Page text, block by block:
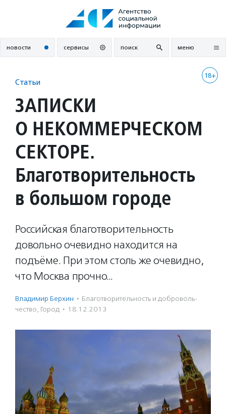
новости сервисы поиск меню
18+
Статьи
ЗАПИСКИ
О НЕКОММЕРЧЕСКОМ
СЕКТОРЕ.
Благотворительность
в большом городе
Российская благотворительность
довольно очевидно находится на
подъёме. При этом столь же очевидно,
что Москва прочно…
Владимир Берхин · Благотвори­тель­ность и доброволь­
чест­во, Город · 18.12.2013